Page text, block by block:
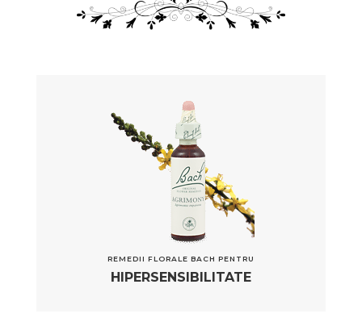
REMEDII FLORALE BACH PENTRU
HIPERSENSIBILITATE